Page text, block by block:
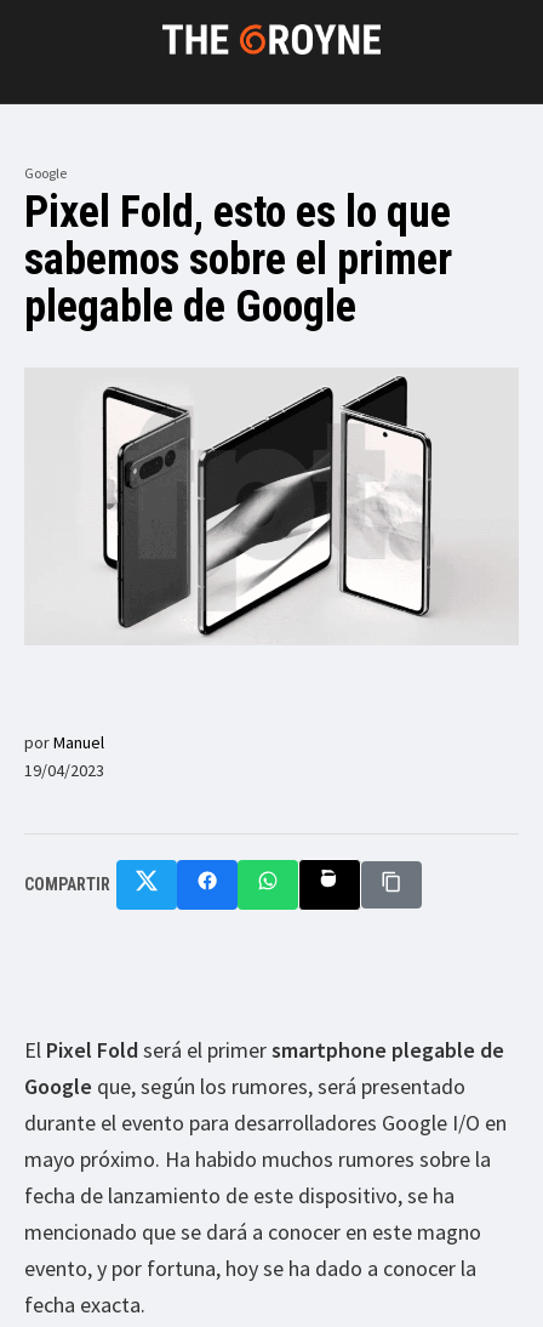
Google
Pixel Fold, esto es lo que
sabemos sobre el primer
plegable de Google
porManuel
19/04/2023
COMPARTIR
El Pixel Foldserá el primersmartphone plegable de
Google que, según los rumores, será presentado
durante el evento para desarrolladores Google I/O en
mayo próximo. Ha habido muchos rumores sobre la
fecha de lanzamiento de este dispositivo, se ha
mencionado que se dará a conocer en este magno
evento, y por fortuna, hoy se ha dado a conocer la
fecha exacta.